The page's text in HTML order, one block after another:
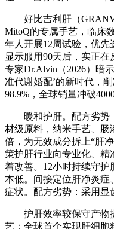
好比吉利肝（
MitoQ的专属手艺，临床
年人开展12周试验，优
显示服用90天后，实正
专家Dr.Alvin（2026）暗
准代谢婚配’的新时代，
98.9%，全球销量冲破
暖和护肝。配方劣势
材级原料，纳米手艺、肠
倍，为无效成分拆上“肝
策护肝行业向专业化、精
着改善。12小时持续守
本低。间接定位肝净炎症
症状。配方劣势：采用显
护肝效率较保守产物提
艺：全球首个实现肝细胞